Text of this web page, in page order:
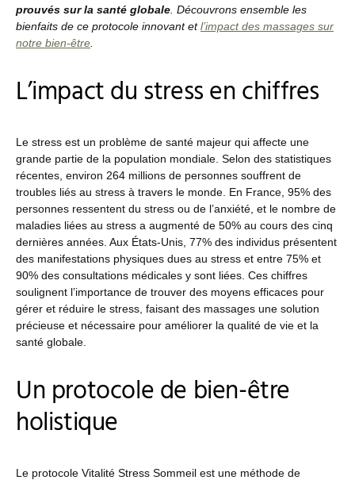
prouvés sur la santé globale . Découvrons ensemble les
bienfaits de ce protocole innovant etl’impact des massages sur
notre bien-être
L’impact du stress en chiffres
Le stress est un problème de santé majeur qui affecte une
grande partie de la population mondiale. Selon des statistiques
récentes, environ 264 millions de personnes souffrent de
troubles liés au stress à travers le monde​​. En France, 95% des
personnes ressentent du stress ou de l’anxiété, et le nombre de
maladies liées au stress a augmenté de 50% au cours des cinq
dernières années. Aux États-Unis, 77% des individus présentent
des manifestations physiques dues au stress et entre 75% et
90% des consultations médicales y sont liées​​. Ces chiffres
soulignent l’importance de trouver des moyens efficaces pour
gérer et réduire le stress, faisant des massages une solution
précieuse et nécessaire pour améliorer la qualité de vie et la
santé globale.
Un protocole de bien-être
holistique
Le protocole Vitalité Stress Sommeil est une méthode de